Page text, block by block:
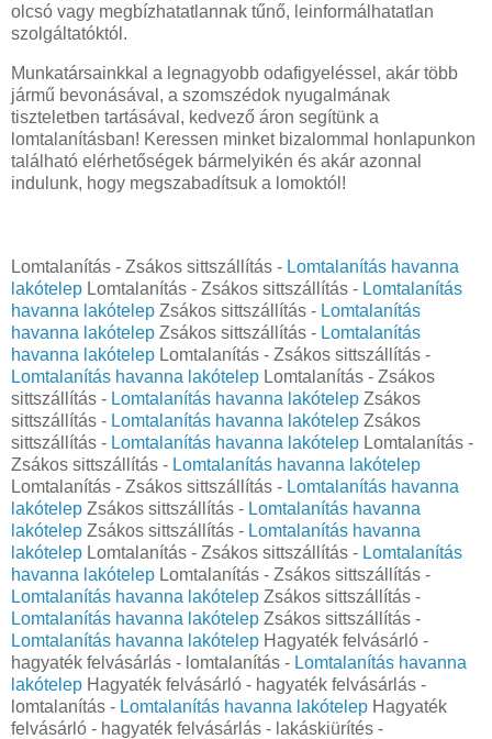
olcsó vagy megbízhatatlannak tűnő, leinformálhatatlan
szolgáltatóktól.
Munkatársainkkal a legnagyobb odafigyeléssel, akár több
jármű bevonásával, a szomszédok nyugalmának
tiszteletben tartásával, kedvező áron segítünk a
lomtalanításban! Keressen minket bizalommal honlapunkon
található elérhetőségek bármelyikén és akár azonnal
indulunk, hogy megszabadítsuk a lomoktól!
Lomtalanítás - Zsákos sittszállítás - Lomtalanítás havanna
lakótelep Lomtalanítás - Zsákos sittszállítás - Lomtalanítás
havanna lakótelep Zsákos sittszállítás - Lomtalanítás
havanna lakótelep Zsákos sittszállítás - Lomtalanítás
havanna lakótelep Lomtalanítás - Zsákos sittszállítás -
Lomtalanítás havanna lakótelep Lomtalanítás - Zsákos
sittszállítás - Lomtalanítás havanna lakótelep Zsákos
sittszállítás - Lomtalanítás havanna lakótelep Zsákos
sittszállítás - Lomtalanítás havanna lakótelep Lomtalanítás -
Zsákos sittszállítás - Lomtalanítás havanna lakótelep
Lomtalanítás - Zsákos sittszállítás - Lomtalanítás havanna
lakótelep Zsákos sittszállítás - Lomtalanítás havanna
lakótelep Zsákos sittszállítás - Lomtalanítás havanna
lakótelep Lomtalanítás - Zsákos sittszállítás - Lomtalanítás
havanna lakótelep Lomtalanítás - Zsákos sittszállítás -
Lomtalanítás havanna lakótelep Zsákos sittszállítás -
Lomtalanítás havanna lakótelep Zsákos sittszállítás -
Lomtalanítás havanna lakótelep Hagyaték felvásárló -
hagyaték felvásárlás - lomtalanítás - Lomtalanítás havanna
lakótelep Hagyaték felvásárló - hagyaték felvásárlás -
lomtalanítás - Lomtalanítás havanna lakótelep Hagyaték
felvásárló - hagyaték felvásárlás - lakáskiürítés -